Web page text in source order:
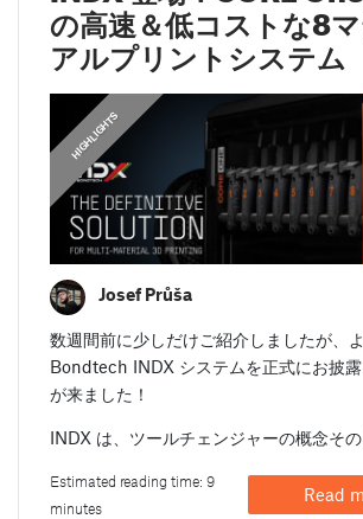
の高速＆低コストな8
アルプリントシステム
FEATURED
HIGHLIGHTS
Josef Průša
数週間前に少しだけご紹介しましたが、
Bondtech INDX システムを正式にお披
が来ました！
INDX は、ツールチェンジャーの概念そ
Estimated reading time: 9
minutes
Read